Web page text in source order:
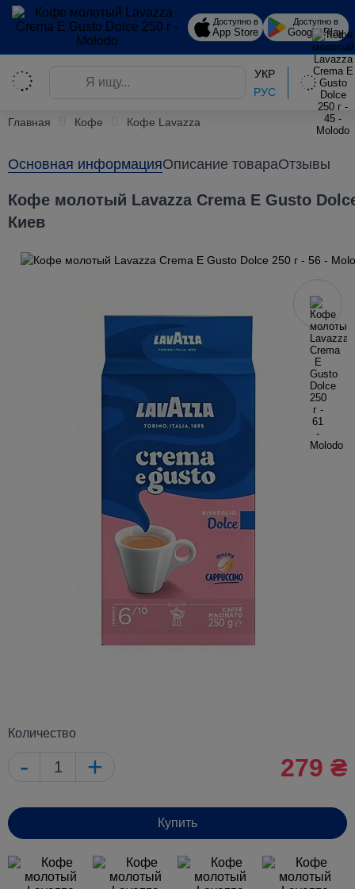
Доступно в
App Store
Доступно в
Google Play
УКР
РУС
Главная Кофе Кофе Lavazza
Основная информацияОписание товараОтзывы
Кофе молотый Lavazza Crema E Gusto Dolce
Киев
Количество
- + 279 ₴
Купить